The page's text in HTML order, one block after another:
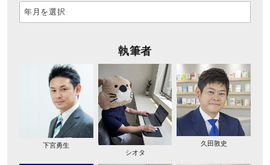
執筆者
下宮勇生
シオタ
久田敦史